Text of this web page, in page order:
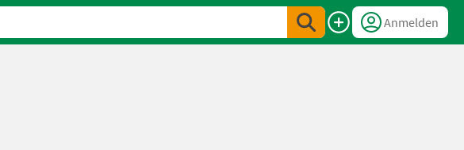
Anmelden